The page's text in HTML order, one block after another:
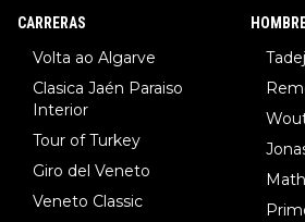
8.Lenny Martinez (Bahrein), 9. Van Belle
CARRERAS
Volta ao Algarve
Clasica Jaén Paraiso
Interior
Tour of Turkey
Giro del Veneto
Veneto Classic